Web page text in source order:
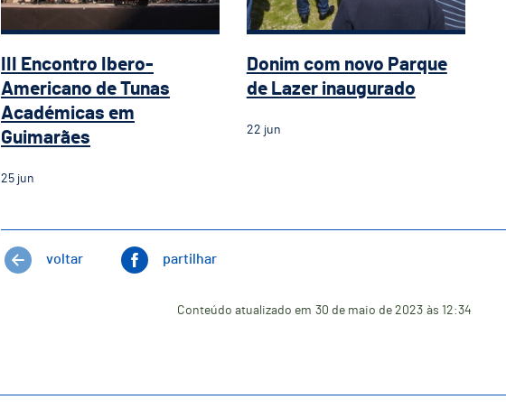
III Encontro Ibero-
Americano de Tunas
Académicas em
Guimarães
25 jun
Donim com novo Parque
de Lazer inaugurado
22 jun
voltar partilhar
Conteúdo atualizado em 30 de maio de 2023 às 12:34